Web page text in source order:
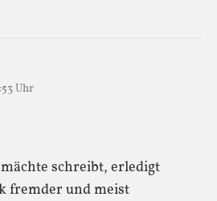
Uhr
schreibt, erledigt
fremder und meist